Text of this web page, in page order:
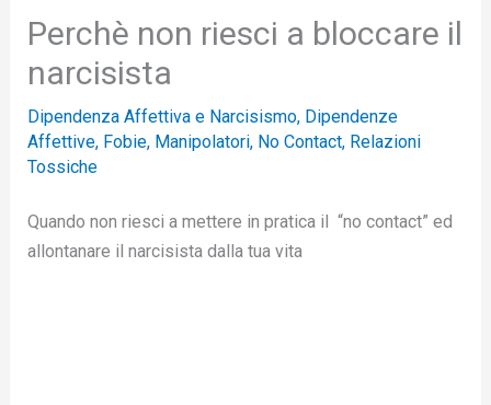
Perchè non riesci a bloccare il
narcisista
Dipendenza Affettiva e Narcisismo, Dipendenze
Affettive, Fobie, Manipolatori, No Contact, Relazioni
Tossiche
Quando non riesci a mettere in pratica il “no contact” ed
allontanare il narcisista dalla tua vita